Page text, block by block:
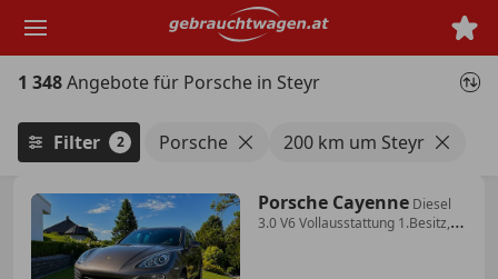
Hauptinhalt
1 348Angebote für Porsche in Steyr
Filter 2 Porsche 200 km um Steyr
Porsche Cayenne Diesel
3.0 V6 Vollausstattung 1.Besitz,